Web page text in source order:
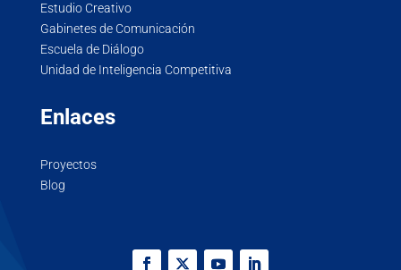
Estudio Creativo
Gabinetes de Comunicación
Escuela de Diálogo
Unidad de Inteligencia Competitiva
Enlaces
Proyectos
Blog